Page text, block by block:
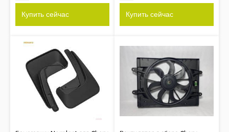
Купить сейчас Купить сейчас